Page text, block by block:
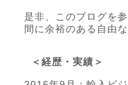
是非、このブログを
間に余裕のある自由
＜経歴・実績＞